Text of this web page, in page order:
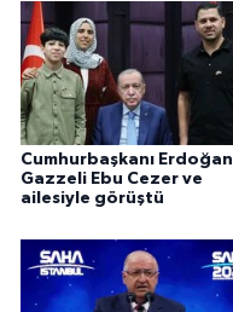
Cumhurbaşkanı Erdoğan
Gazzeli Ebu Cezer ve
ailesiyle görüştü